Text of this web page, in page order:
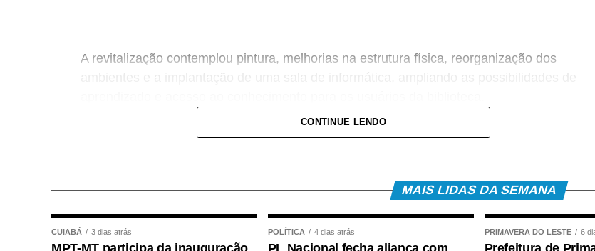
A revitalização contemplou pintura, melhorias na estrutura física, reorganização dos
CONTINUE LENDO
MAIS LIDAS DA SEMANA
CUIABÁ 3 dias atrás POLÍTICA 4 dias atrás PRIMAVERA DO LESTE 6